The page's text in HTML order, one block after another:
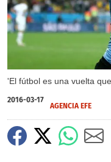
'El fútbol es una vuelta
2016-03-17
AGENCIA EFE